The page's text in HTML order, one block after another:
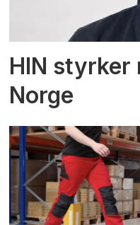
HIN styrker
Norge